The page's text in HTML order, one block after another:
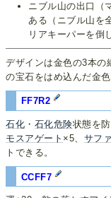
ニブル山の出口（
ある（ニブル山を
リアキーパーを倒
デザインは金色の3本の
の宝石をはめ込んだ金
FF7R2
石化 ・ 石化危険状態を
モスアゲート ×5、 サフ
トできる。
CCFF7